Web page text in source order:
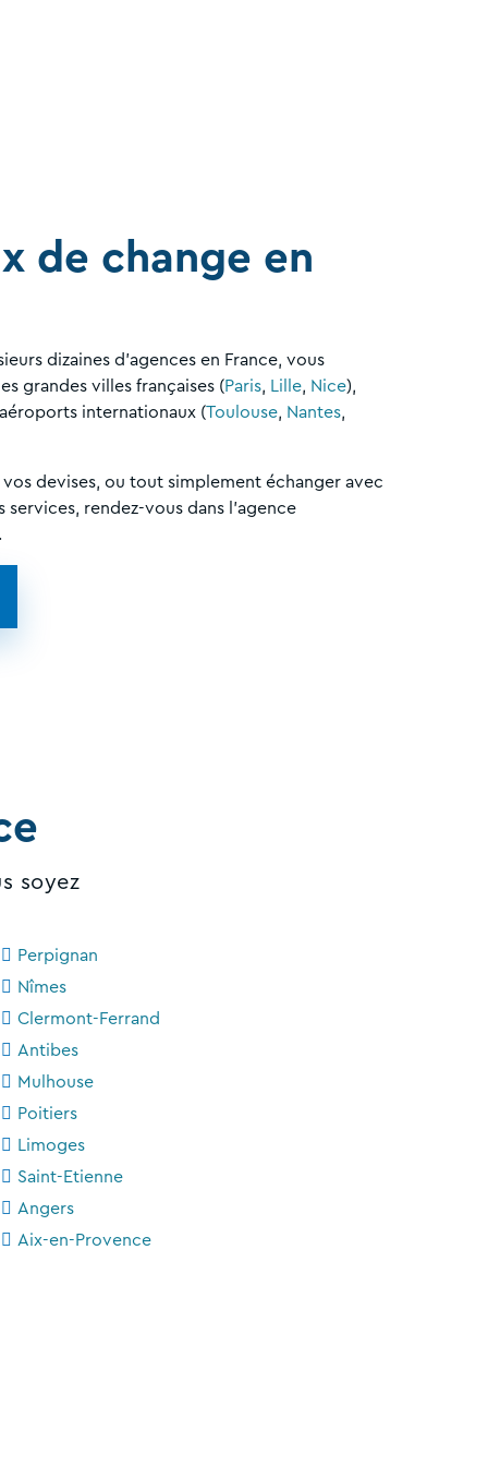
de change en
dizaines d'agences en France, vous
grandes villes françaises (Paris, Lille, Nice),
internationaux (Toulouse, Nantes,
devises, ou tout simplement échanger avec
services, rendez-vous dans l'agence
soyez
Perpignan
Nîmes
Clermont-Ferrand
Antibes
Mulhouse
Poitiers
Limoges
Saint-Etienne
Angers
Aix-en-Provence